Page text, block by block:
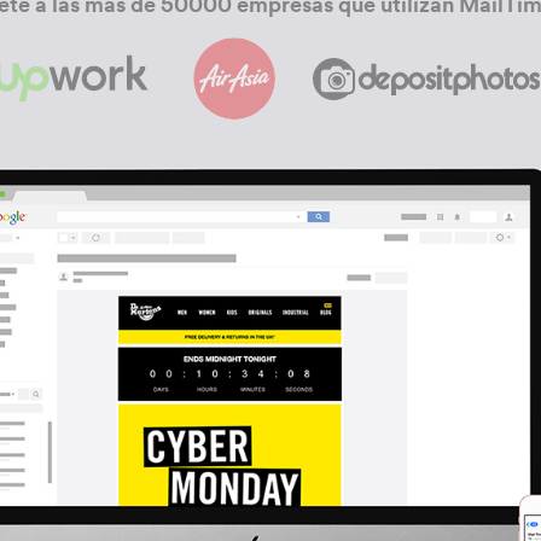
a las más de 50000 empresas que utilizan